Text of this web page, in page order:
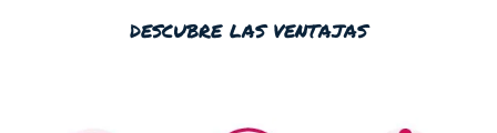
descubre las ventajas